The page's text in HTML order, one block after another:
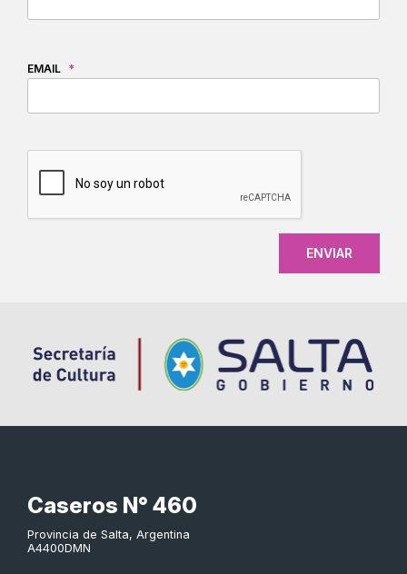
EMAIL *
Caseros N° 460
Provincia de Salta, Argentina
A4400DMN